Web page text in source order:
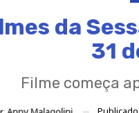
da
31
Filme começa